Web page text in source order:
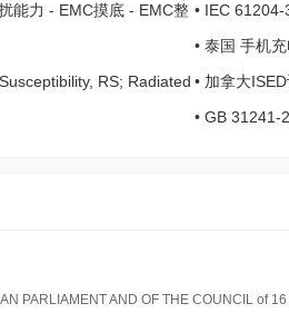
能力 - EMC摸底 - EMC整 • IEC 61204-
• 泰国 手机
RS; Radiated • 加拿大
• GB 31241-
PARLIAMENT AND OF THE COUNCIL of